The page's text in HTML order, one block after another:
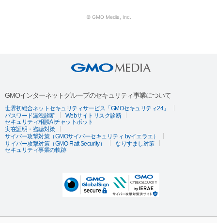
© GMO Media, Inc.
GMOインターネットグループのセキュリティ事業について
世界初総合ネットセキュリティサービス「GMOセキュリティ24」
パスワード漏洩診断
Webサイトリスク診断
セキュリティ相談AIチャットボット
実在証明・盗聴対策
サイバー攻撃対策（GMOサイバーセキュリティ byイエラエ）
サイバー攻撃対策（GMO Flatt Security）
なりすまし対策
セキュリティ事業の軌跡